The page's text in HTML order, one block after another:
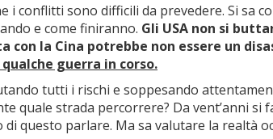
i conflitti sono difficili da prevedere. Si sa
e come finiranno. Gli USA non si
con la Cina potrebbe non essere un
guerra in corso.
tutti i rischi e soppesando
quale strada percorrere? Da vent’anni si
di questo parlare. Ma sa valutare la realtà